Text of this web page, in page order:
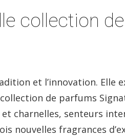
collection
et l’innovation. Elle
de parfums
charnelles, senteurs
nouvelles fragrances